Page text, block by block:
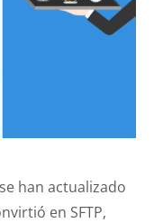
han actualizado
en SFTP,